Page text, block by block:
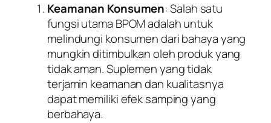
Keamanan Konsumen: Salah satu
fungsi utama BPOM adalah untuk
melindungi konsumen dari bahaya yang
mungkin ditimbulkan oleh produk yang
tidak aman. Suplemen yang tidak
terjamin keamanan dan kualitasnya
dapat memiliki efek samping yang
berbahaya.